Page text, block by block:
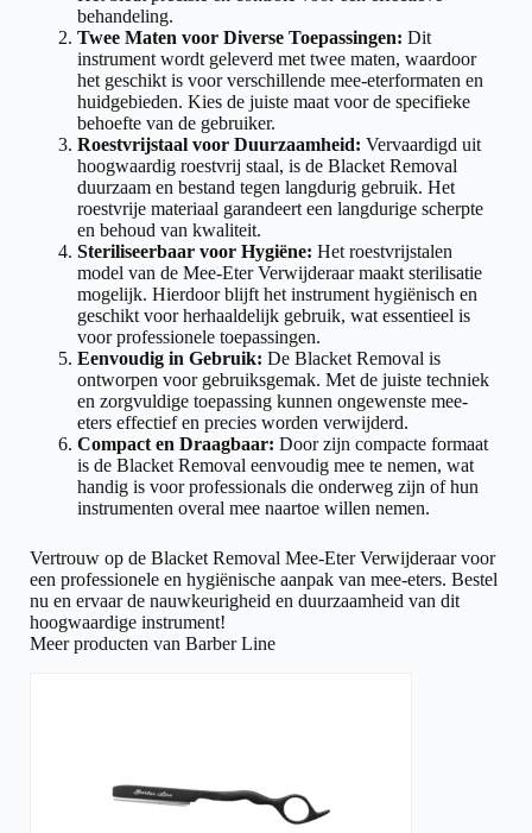
behandeling.
Twee Maten voor Diverse Toepassingen: Dit
instrument wordt geleverd met twee maten, waardoor
het geschikt is voor verschillende mee-eterformaten en
huidgebieden. Kies de juiste maat voor de specifieke
behoefte van de gebruiker.
Roestvrijstaal voor Duurzaamheid: Vervaardigd uit
hoogwaardig roestvrij staal, is de Blacket Removal
duurzaam en bestand tegen langdurig gebruik. Het
roestvrije materiaal garandeert een langdurige scherpte
en behoud van kwaliteit.
Steriliseerbaar voor Hygiëne: Het roestvrijstalen
model van de Mee-Eter Verwijderaar maakt sterilisatie
mogelijk. Hierdoor blijft het instrument hygiënisch en
geschikt voor herhaaldelijk gebruik, wat essentieel is
voor professionele toepassingen.
Eenvoudig in Gebruik: De Blacket Removal is
ontworpen voor gebruiksgemak. Met de juiste techniek
en zorgvuldige toepassing kunnen ongewenste mee-
eters effectief en precies worden verwijderd.
Compact en Draagbaar: Door zijn compacte formaat
is de Blacket Removal eenvoudig mee te nemen, wat
handig is voor professionals die onderweg zijn of hun
instrumenten overal mee naartoe willen nemen.
Vertrouw op de Blacket Removal Mee-Eter Verwijderaar voor
een professionele en hygiënische aanpak van mee-eters. Bestel
nu en ervaar de nauwkeurigheid en duurzaamheid van dit
hoogwaardige instrument!
Meer producten van Barber Line